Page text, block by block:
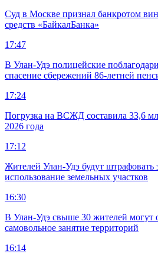
Суд в Москве признал банкротом
средств «БайкалБанка»
17:47
В Улан-Удэ полицейские
спасение сбережений 86-летней
17:24
Погрузка на ВСЖД составила 33,6
2026 года
17:12
Жителей Улан-Удэ будут штрафовать
использование земельных участков
16:30
В Улан-Удэ свыше 30 жителей могут
самовольное занятие территорий
16:14